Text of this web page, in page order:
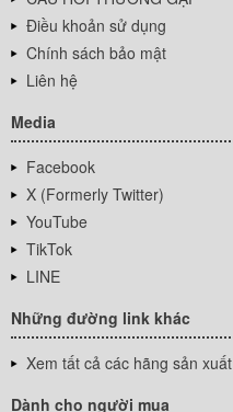
Điều khoản sử dụng
Chính sách bảo mật
Liên hệ
Media
Facebook
X (Formerly Twitter)
YouTube
TikTok
LINE
Những đường link khác
Xem tất cả các hãng sản xuất
Dành cho người mua